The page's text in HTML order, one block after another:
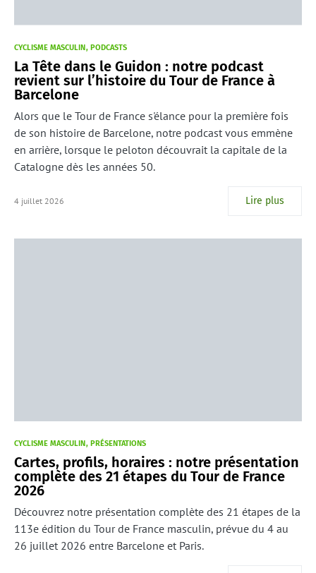
CYCLISME MASCULIN PODCASTS
La Tête dans le Guidon : notre podcast
revient sur l’histoire du Tour de France à
Barcelone
Alors que le Tour de France s'élance pour la première fois
de son histoire de Barcelone, notre podcast vous emmène
en arrière, lorsque le peloton découvrait la capitale de la
Catalogne dès les années 50.
4 juillet 2026 Lire plus
CYCLISME MASCULIN PRÉSENTATIONS
Cartes, profils, horaires : notre présentation
complète des 21 étapes du Tour de France
2026
Découvrez notre présentation complète des 21 étapes de la
113e édition du Tour de France masculin, prévue du 4 au
26 juillet 2026 entre Barcelone et Paris.